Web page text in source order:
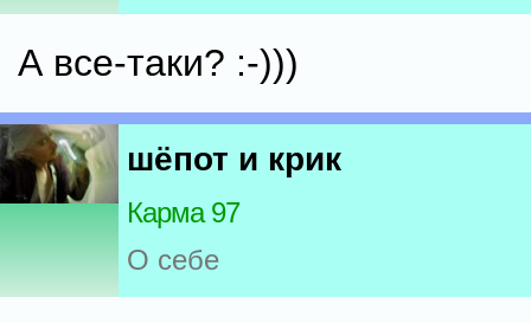
А все-таки? :-)))
шёпот и крик
Карма 97
О себе